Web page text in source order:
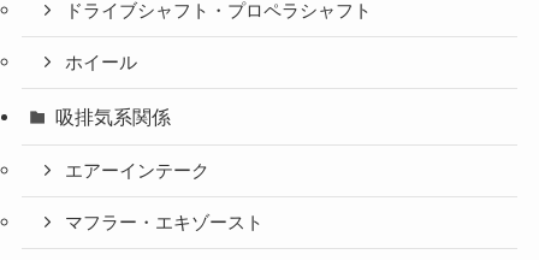
ドライブシャフト・プロペラシャフト
ホイール
吸排気系関係
エアーインテーク
マフラー・エキゾースト